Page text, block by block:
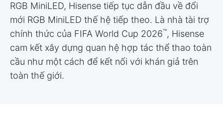
RGB MiniLED, Hisense tiếp tục dẫn đầu về đổi
mới RGB MiniLED thế hệ tiếp theo. Là nhà tài trợ
chính thức của FIFA World Cup 2026™, Hisense
cam kết xây dựng quan hệ hợp tác thể thao toàn
cầu như một cách để kết nối với khán giả trên
toàn thế giới.